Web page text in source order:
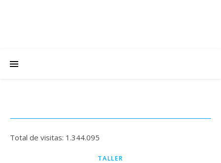
Total de visitas: 1.344.095
TALLER